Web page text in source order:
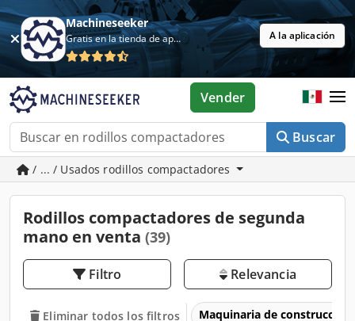
Machineseeker
Gratis en la tienda de aplicaciones A la aplicación
Buscar
Vender
/ ... / Usados rodillos compactadores
Rodillos compactadores de segunda
mano en venta (39)
Filtro Relevancia
Eliminar todos los filtros Maquinaria de construcción